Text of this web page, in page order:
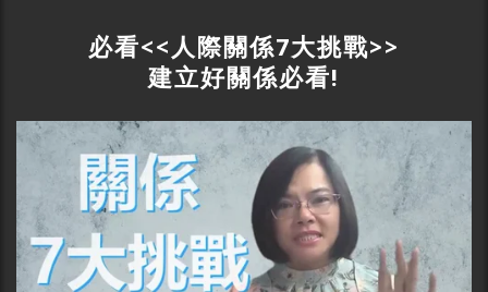
必看<<人際關係7大挑戰>>
建立好關係必看!